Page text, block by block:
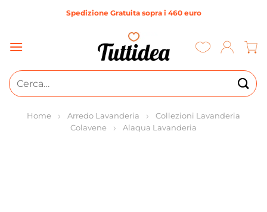
Spedizione Gratuita sopra i 460 euro
Cerca:
Home Arredo Lavanderia
Collezioni Lavanderia
Colavene
Alaqua Lavanderia